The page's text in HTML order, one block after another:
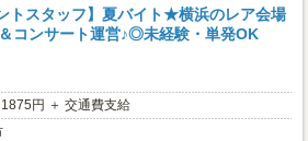
トスタッフ】夏バイト★横浜のレア会場
コンサート運営♪◎未経験・単発OK
円 ＋ 交通費支給